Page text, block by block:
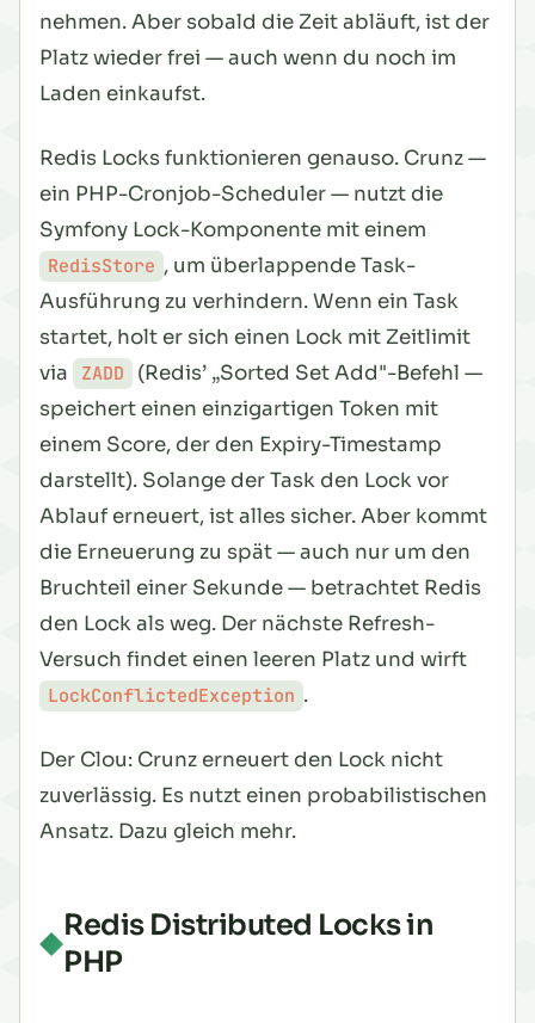
nehmen. Aber sobald die Zeit abläuft, ist der
Platz wieder frei — auch wenn du noch im
Laden einkaufst.
Redis Locks funktionieren genauso. Crunz —
ein PHP-Cronjob-Scheduler — nutzt die
Symfony Lock-Komponente mit einem
RedisStore , um überlappende Task-
Ausführung zu verhindern. Wenn ein Task
startet, holt er sich einen Lock mit Zeitlimit
via
ZADD
(Redis’ „Sorted Set Add"-Befehl —
speichert einen einzigartigen Token mit
einem Score, der den Expiry-Timestamp
darstellt). Solange der Task den Lock vor
Ablauf erneuert, ist alles sicher. Aber kommt
die Erneuerung zu spät — auch nur um den
Bruchteil einer Sekunde — betrachtet Redis
den Lock als weg. Der nächste Refresh-
Versuch findet einen leeren Platz und wirft
LockConflictedException .
Der Clou: Crunz erneuert den Lock nicht
zuverlässig. Es nutzt einen probabilistischen
Ansatz. Dazu gleich mehr.
Redis Distributed Locks in
PHP